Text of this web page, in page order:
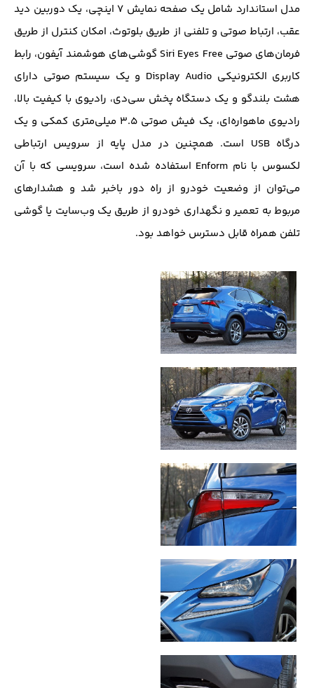
مدل استاندارد شامل یک صفحه نمایش ۷ اینچی، یک دوربین دید
عقب، ارتباط صوتی و تلفنی از طریق بلوتوث، امکان کنترل از طریق
فرمان‌های صوتی Siri Eyes Free گوشی‌های هوشمند آیفون، رابط
کاربری الکترونیکی Display Audio و یک سیستم صوتی دارای
هشت بلندگو و یک دستگاه پخش سی‌دی، رادیوی با کیفیت بالا،
رادیوی ماهواره‌ای، یک فیش صوتی ۳.۵ میلی‌متری کمکی و یک
درگاه USB است. همچنین در مدل پایه از سرویس ارتباطی
لکسوس با نام Enform استفاده شده است، سرویسی که با آن
می‌توان از وضعیت خودرو از راه دور باخبر شد و هشدارهای
مربوط به تعمیر و نگهداری خودرو از طریق یک وب‌سایت یا گوشی
تلفن همراه قابل دسترس خواهد بود.